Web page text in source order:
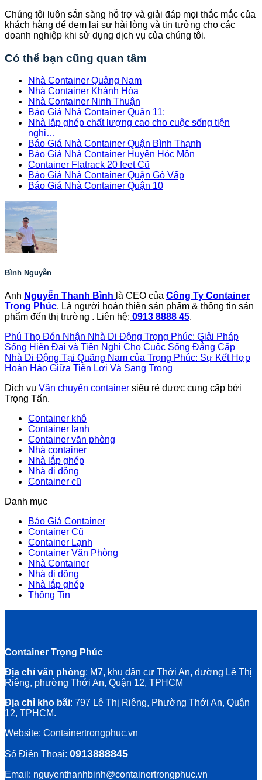
Chúng tôi luôn sẵn sàng hỗ trợ và giải đáp mọi thắc mắc của
khách hàng để đem lại sự hài lòng và tin tưởng cho các
doanh nghiệp khi sử dụng dịch vụ của chúng tôi.
Có thể bạn cũng quan tâm
Nhà Container Quảng Nam
Nhà Container Khánh Hòa
Nhà Container Ninh Thuận
Báo Giá Nhà Container Quận 11:
Nhà lắp ghép chất lượng cao cho cuộc sống tiện
nghi…
Báo Giá Nhà Container Quận Bình Thạnh
Báo Giá Nhà Container Huyện Hóc Môn
Container Flatrack 20 feet Cũ
Báo Giá Nhà Container Quận Gò Vấp
Báo Giá Nhà Container Quận 10
Bình Nguyễn
Anh Nguyễn Thanh Bình là CEO của Công Ty Container
Trọng Phúc. Là người hoàn thiện sản phẩm & thông tin sản
phẩm đến thị trường . Liên hệ: 0913 8888 45.
Phú Thọ Đón Nhận Nhà Di Động Trọng Phúc: Giải Pháp
Sống Hiện Đại và Tiện Nghi Cho Cuộc Sống Đẳng Cấp
Nhà Di Động Tại Quãng Nam của Trọng Phúc: Sự Kết Hợp
Hoàn Hảo Giữa Tiện Lợi Và Sang Trọng
Dịch vụ Vận chuyển container siêu rẻ được cung cấp bởi
Trọng Tấn.
Container khô
Container lạnh
Container văn phòng
Nhà container
Nhà lắp ghép
Nhà di động
Container cũ
Danh mục
Báo Giá Container
Container Cũ
Container Lạnh
Container Văn Phòng
Nhà Container
Nhà di động
Nhà lắp ghép
Thông Tin
Container Trọng Phúc
Địa chỉ văn phòng: M7, khu dân cư Thới An, đường Lê Thị
Riêng, phường Thới An, Quận 12, TPHCM
Địa chỉ kho bãi: 797 Lê Thị Riêng, Phường Thới An, Quận
12, TPHCM.
Website: Containertrongphuc.vn
Số Điện Thoại: 0913888845
Email: nguyenthanhbinh@containertrongphuc.vn